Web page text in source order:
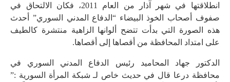
انطلاقتها في شهر آذار من العام 2011، فكان الالتحاق في
صفوف أصحاب الخوذ البيضاء “الدفاع المدني السوري” أحدث
هذه الصورة التي بدأت تتضح ألوانها الزاهية منتشرة كالطيف
على امتداد المحافظة من أقصاها إلى أقصاها.
الدكتور جهاد المحاميد رئيس الدفاع المدني السوري في
محافظة درعا قال في حديث خاص لـ شبكة المرأة السورية :”